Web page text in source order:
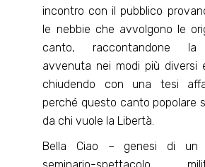
incontro con il pubblico
le nebbie che avvolgono le
canto, raccontandone la
avvenuta nei modi più diversi
chiudendo con una tesi
perché questo canto popolare
da chi vuole la Libertà.
Bella Ciao – genesi di